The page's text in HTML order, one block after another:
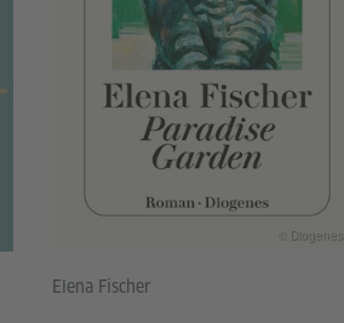
Elena Fischer
© Diogenes